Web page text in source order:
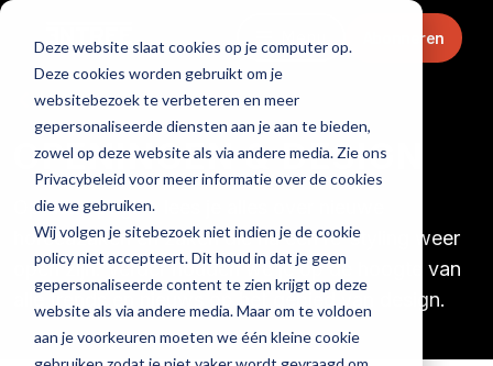
Deze website slaat cookies op je computer op.
Deze cookies worden gebruikt om je
websitebezoek te verbeteren en meer
gepersonaliseerde diensten aan je aan te bieden,
zowel op deze website als via andere media. Zie ons
Privacybeleid voor meer informatie over de cookies
die we gebruiken.
Wij volgen je sitebezoek niet indien je de cookie
policy niet accepteert. Dit houd in dat je geen
gepersonaliseerde content te zien krijgt op deze
website als via andere media. Maar om te voldoen
aan je voorkeuren moeten we één kleine cookie
Menu Abonneren
Home
OPENINGEN & DESIGN
Op deze pagina lees je alles over nieuwe
horecazaken en zaken die na een re-styling weer
open zijn. Verder houden we je op de hoogte van
alle trends en nieuws op het gebied van design.